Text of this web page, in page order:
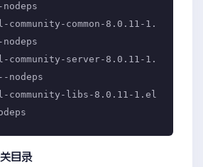
community-common-8.0.11-1.
community-server-8.0.11-1.
nodeps
community-libs-8.0.11-1.el
目录